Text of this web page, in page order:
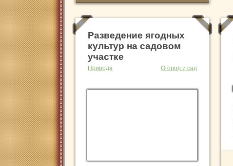
Разведение ягодных
культур на садовом
участке
Природа Огород и сад